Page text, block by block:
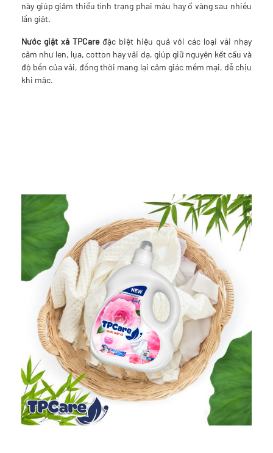
này giúp giảm thiểu tình trạng phai màu hay ố vàng sau nhiều
lần giặt.
Nước giặt xả TPCaređặc biệt hiệu quả với các loại vải nhạy
cảm như len, lụa, cotton hay vải dạ, giúp giữ nguyên kết cấu và
độ bền của vải, đồng thời mang lại cảm giác mềm mại, dễ chịu
khi mặc.